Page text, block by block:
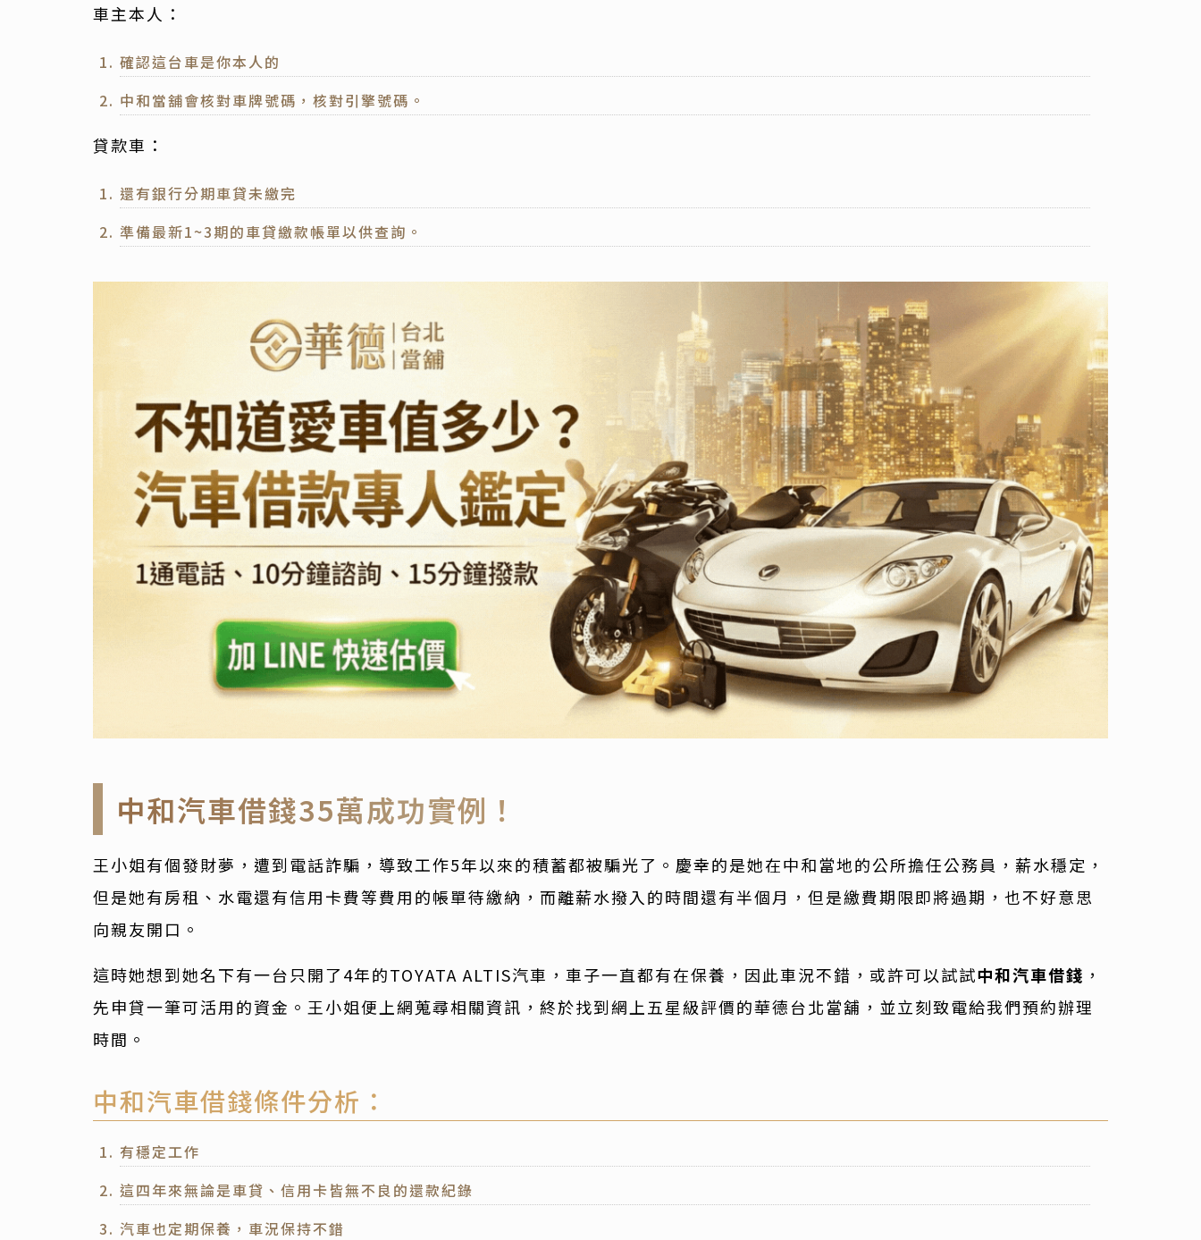
車主本人：
確認這台車是你本人的
中和當舖會核對車牌號碼，核對引擎號碼。
貸款車：
還有銀行分期車貸未繳完
準備最新1~3期的車貸繳款帳單以供查詢。
中和汽車借錢35萬成功實例！
王小姐有個發財夢，遭到電話詐騙，導致工作5年以來的積蓄都被騙光了。慶幸的是她在中和當地的公所擔任公務員，薪水穩定，
但是她有房租、水電還有信用卡費等費用的帳單待繳納，而離薪水撥入的時間還有半個月，但是繳費期限即將過期，也不好意思
向親友開口。
這時她想到她名下有一台只開了4年的TOYATA ALTIS汽車，車子一直都有在保養，因此車況不錯，或許可以試試中和汽車借錢 ，
先申貸一筆可活用的資金。王小姐便上網蒐尋相關資訊，終於找到網上五星級評價的華德台北當舖，並立刻致電給我們預約辦理
時間。
中和汽車借錢條件分析：
有穩定工作
這四年來無論是車貸、信用卡皆無不良的還款紀錄
汽車也定期保養，車況保持不錯